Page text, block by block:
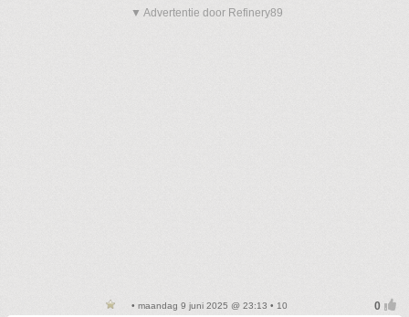
▼ Advertentie door Refinery89
• maandag 9 juni 2025 @ 23:13 • 10